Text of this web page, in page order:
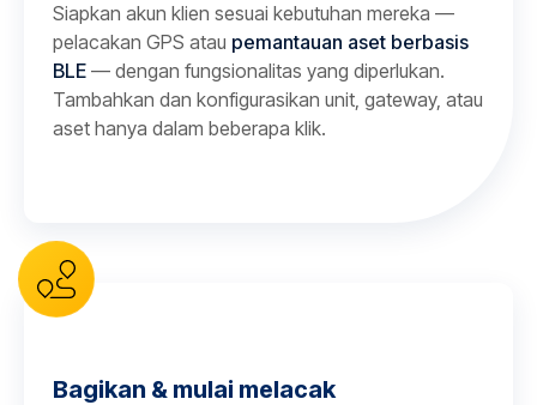
Siapkan akun klien sesuai kebutuhan mereka —
pelacakan GPS atau pemantauan aset berbasis
BLE — dengan fungsionalitas yang diperlukan.
Tambahkan dan konfigurasikan unit, gateway, atau
aset hanya dalam beberapa klik.
Bagikan & mulai melacak